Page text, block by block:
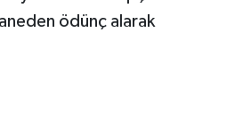
ödünç alarak